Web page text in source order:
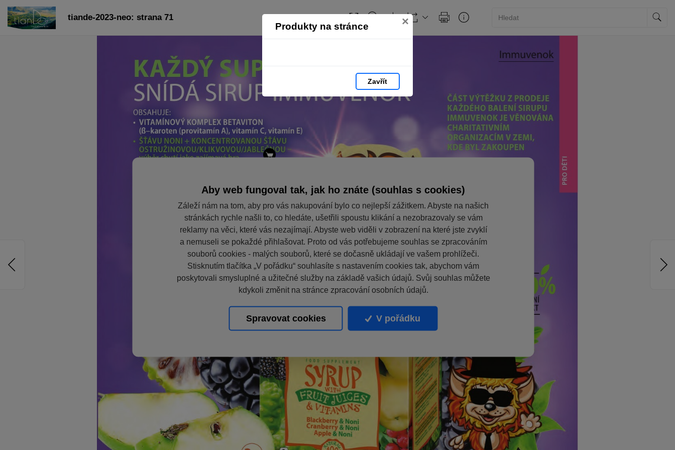
Produkty na stránce ×
Zavřít
tiande-2023-neo: strana 71
Aby web fungoval tak, jak ho znáte (souhlas s cookies)
Záleží nám na tom, aby pro vás nakupování bylo co nejlepší zážitkem. Abyste na našich
stránkách rychle našli to, co hledáte, ušetřili spoustu klikání a nezobrazovaly se vám
reklamy na věci, které vás nezajímají. Abyste web viděli v zobrazení na které jste zvyklí
a nemuseli se pokaždé přihlašovat. Proto od vás potřebujeme souhlas se zpracováním
souborů cookies - malých souborů, které se dočasně ukládají ve vašem prohlížeči.
Stisknutím tlačítka „V pořádku“ souhlasíte s nastavením cookies tak, abychom vám
poskytovali smysluplné a užitečné služby na základě vašich údajů. Svůj souhlas můžete
kdykoli změnit na stránce zpracování osobních údajů.
Spravovat cookies V pořádku